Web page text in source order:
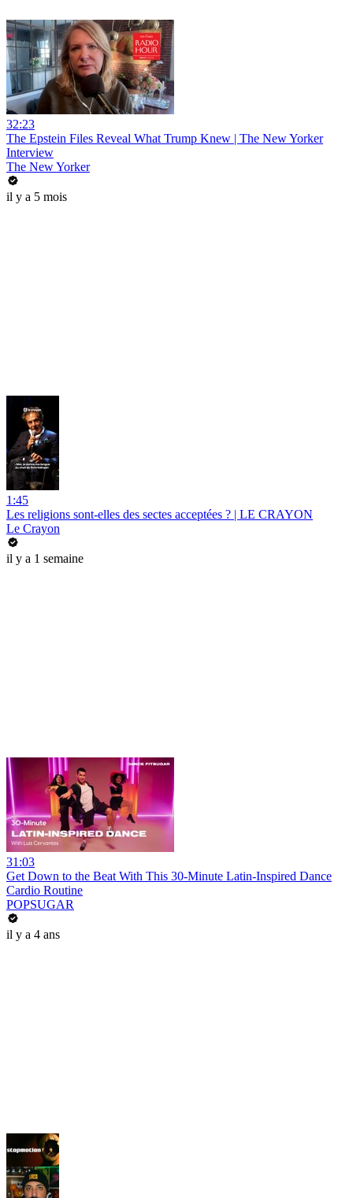
32:23
The Epstein Files Reveal What Trump Knew | The New Yorker
Interview
The New Yorker
il y a 5 mois
1:45
Les religions sont-elles des sectes acceptées ? | LE CRAYON
Le Crayon
il y a 1 semaine
31:03
Get Down to the Beat With This 30-Minute Latin-Inspired Dance
Cardio Routine
POPSUGAR
il y a 4 ans